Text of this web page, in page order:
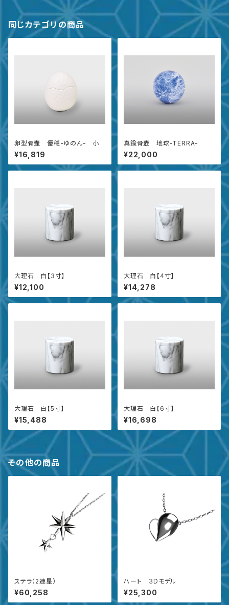
同じカテゴリの商品
卵型骨壷 優穏-ゆのん- 小
¥16,819
真鍮骨壺 地球-TERRA-
¥22,000
大理石 白【3寸】
¥12,100
大理石 白【4寸】
¥14,278
大理石 白【5寸】
¥15,488
大理石 白【6寸】
¥16,698
その他の商品
ステラ（2連星）
¥60,258
ハート ３Dモデル
¥25,300